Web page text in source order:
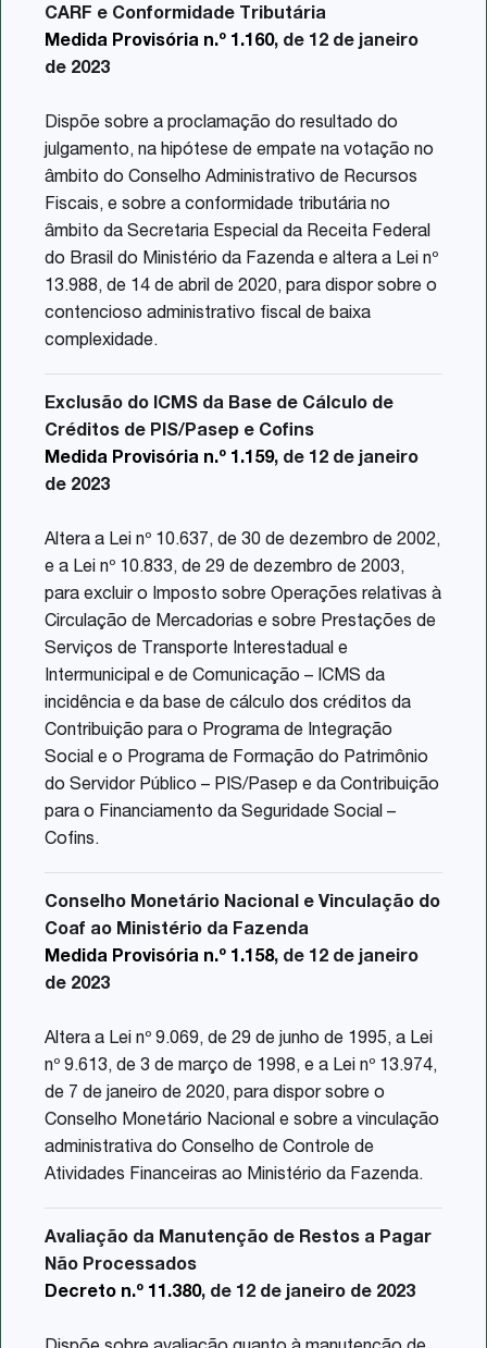
CARF e Conformidade Tributária
Medida Provisória n.º 1.160, de 12 de janeiro
de 2023
Dispõe sobre a proclamação do resultado do
julgamento, na hipótese de empate na votação no
âmbito do Conselho Administrativo de Recursos
Fiscais, e sobre a conformidade tributária no
âmbito da Secretaria Especial da Receita Federal
do Brasil do Ministério da Fazenda e altera a Lei nº
13.988, de 14 de abril de 2020, para dispor sobre o
contencioso administrativo fiscal de baixa
complexidade.
Exclusão do ICMS da Base de Cálculo de
Créditos de PIS/Pasep e Cofins
Medida Provisória n.º 1.159, de 12 de janeiro
de 2023
Altera a Lei nº 10.637, de 30 de dezembro de 2002,
e a Lei nº 10.833, de 29 de dezembro de 2003,
para excluir o Imposto sobre Operações relativas à
Circulação de Mercadorias e sobre Prestações de
Serviços de Transporte Interestadual e
Intermunicipal e de Comunicação – ICMS da
incidência e da base de cálculo dos créditos da
Contribuição para o Programa de Integração
Social e o Programa de Formação do Patrimônio
do Servidor Público – PIS/Pasep e da Contribuição
para o Financiamento da Seguridade Social –
Cofins.
Conselho Monetário Nacional e Vinculação do
Coaf ao Ministério da Fazenda
Medida Provisória n.º 1.158, de 12 de janeiro
de 2023
Altera a Lei nº 9.069, de 29 de junho de 1995, a Lei
nº 9.613, de 3 de março de 1998, e a Lei nº 13.974,
de 7 de janeiro de 2020, para dispor sobre o
Conselho Monetário Nacional e sobre a vinculação
administrativa do Conselho de Controle de
Atividades Financeiras ao Ministério da Fazenda.
Avaliação da Manutenção de Restos a Pagar
Não Processados
Decreto n.º 11.380, de 12 de janeiro de 2023